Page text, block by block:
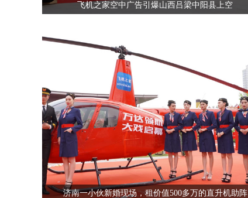
飞机之家空中广告引爆山西吕梁中阳县上空
全国飞行热线
13210535852
济南一小伙新婚现场，租价值500多万的直升机助阵